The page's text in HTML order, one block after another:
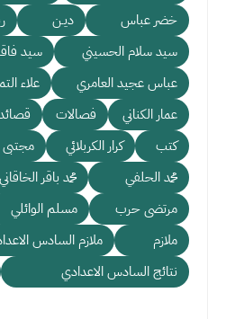
خضر عباس
ديـن
سيد سلام الحسيني
سيد
عباس عجيد العامري
علاء
عمار الكناني
فصالات
كتب
كرار الكربلائي مجتبى
محمد الحلفي
محمد باقر الخاقاني
مرتضى حرب
مسلم الوائلي
ملازم
ملازم السادس
نتائج السادس الاعدادي